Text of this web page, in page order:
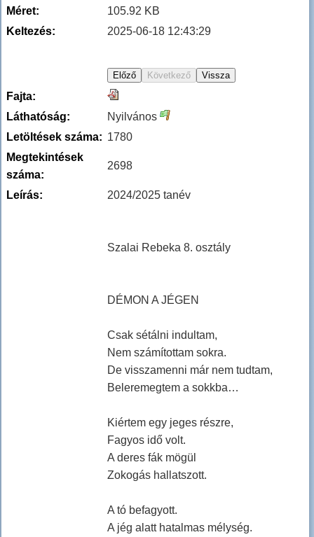
Méret:
105.92 KB
Keltezés:
2025-06-18 12:43:29
Fajta:
Láthatóság:
Nyilvános
Letöltések száma: 1780
Megtekintések
száma:
2698
Leírás: 2024/2025 tanév
Szalai Rebeka 8. osztály
DÉMON A JÉGEN
Csak sétálni indultam,
Nem számítottam sokra.
De visszamenni már nem tudtam,
Beleremegtem a sokkba…
Kiértem egy jeges részre,
Fagyos idő volt.
A deres fák mögül
Zokogás hallatszott.
A tó befagyott.
A jég alatt hatalmas mélység.